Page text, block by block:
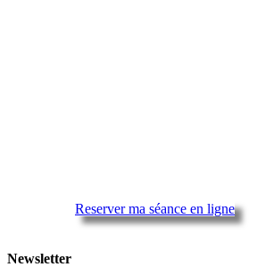
Reserver ma séance en ligne
Newsletter